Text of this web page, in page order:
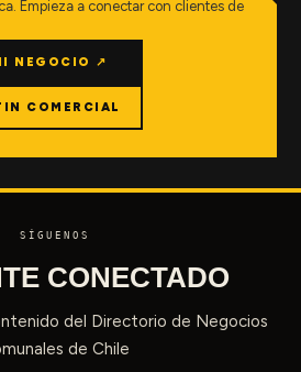
Empieza a conectar con clientes de
NEGOCIO ↗
COMERCIAL
SÍGUENOS
CONECTADO
del Directorio de Negocios
de Chile